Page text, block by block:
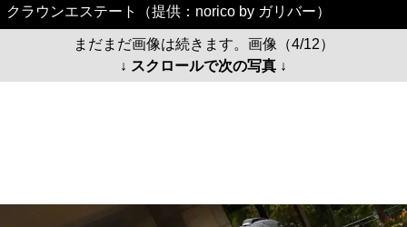
クラウンエステート（提供：norico by ガリバー）
まだまだ画像は続きます。画像（4/12）
↓ スクロールで次の写真 ↓